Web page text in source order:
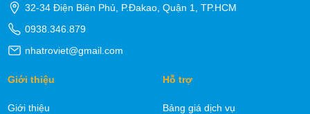
32-34 Điện Biên Phủ, P.Đakao, Quận 1, TP.HCM
0938.346.879
nhatroviet@gmail.com
Giới thiệu
Giới thiệu
Hỗ trợ
Bảng giá dịch vụ